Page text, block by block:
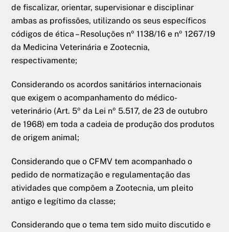
de fiscalizar, orientar, supervisionar e disciplinar
ambas as profissões, utilizando os seus específicos
códigos de ética – Resoluções nº 1138/16 e nº 1267/19
da Medicina Veterinária e Zootecnia,
respectivamente;
Considerando os acordos sanitários internacionais
que exigem o acompanhamento do médico-
veterinário (Art. 5º da Lei nº 5.517, de 23 de outubro
de 1968) em toda a cadeia de produção dos produtos
de origem animal;
Considerando que o CFMV tem acompanhado o
pedido de normatização e regulamentação das
atividades que compõem a Zootecnia, um pleito
antigo e legítimo da classe;
Considerando que o tema tem sido muito discutido e